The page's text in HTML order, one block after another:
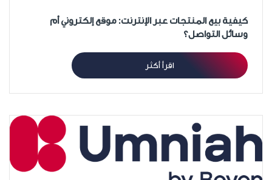
كيفية بيع المنتجات عبر الإنترنت: موقع إلكتروني أم
وسائل التواصل؟
اقرأ أكثر